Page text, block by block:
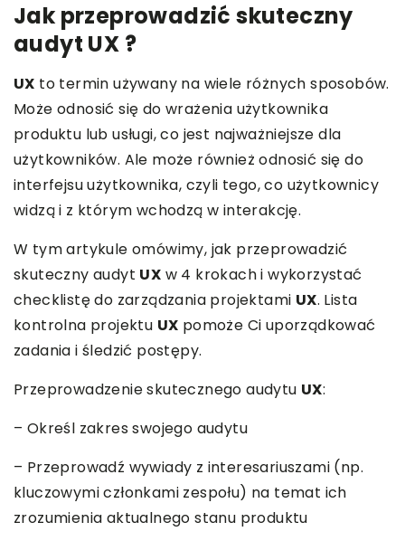
Jak przeprowadzić skuteczny
audyt UX ?
UX to termin używany na wiele różnych sposobów.
Może odnosić się do wrażenia użytkownika
produktu lub usługi, co jest najważniejsze dla
użytkowników. Ale może również odnosić się do
interfejsu użytkownika, czyli tego, co użytkownicy
widzą i z którym wchodzą w interakcję.
W tym artykule omówimy, jak przeprowadzić
skuteczny audyt UX w 4 krokach i wykorzystać
checklistę do zarządzania projektami UX. Lista
kontrolna projektu UX pomoże Ci uporządkować
zadania i śledzić postępy.
Przeprowadzenie skutecznego audytu UX:
– Określ zakres swojego audytu
– Przeprowadź wywiady z interesariuszami (np.
kluczowymi członkami zespołu) na temat ich
zrozumienia aktualnego stanu produktu